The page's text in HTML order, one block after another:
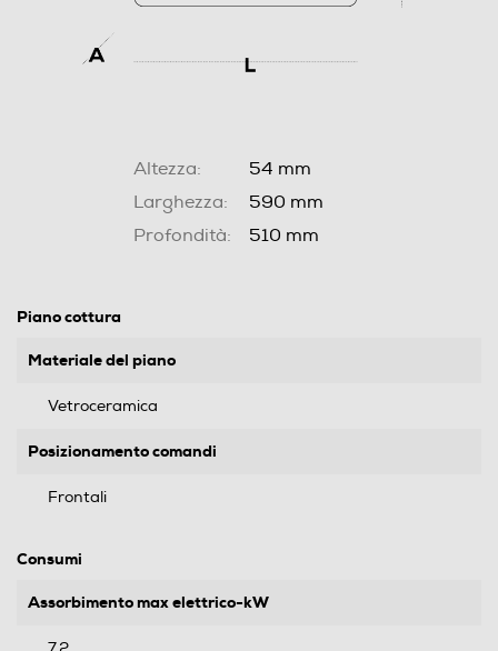
Altezza:
54 mm
Larghezza:
590 mm
Profondità:
510 mm
Piano cottura
Materiale del piano
Vetroceramica
Posizionamento comandi
Frontali
Consumi
Assorbimento max elettrico-kW